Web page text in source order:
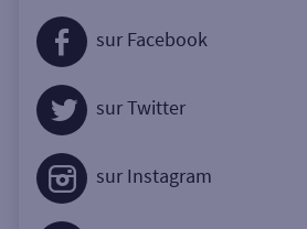
sur Facebook
sur Twitter
sur Instagram